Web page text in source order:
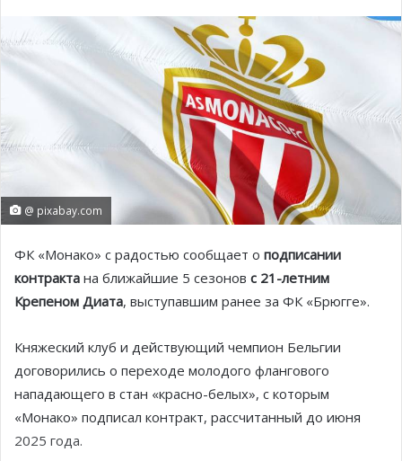
@ pixabay.com
ФК «Монако» с радостью сообщает о подписании
контракта на ближайшие 5 сезонов с 21-летним
Крепеном Диата, выступавшим ранее за ФК «Брюгге».
Княжеский клуб и действующий чемпион Бельгии
договорились о переходе молодого флангового
нападающего в стан «красно-белых», с которым
«Монако» подписал контракт, рассчитанный до июня
2025 года.